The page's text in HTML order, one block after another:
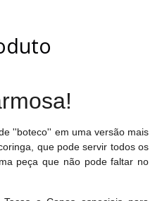
''boteco'' em uma versão mais
que pode servir todos os
peça que não pode faltar no